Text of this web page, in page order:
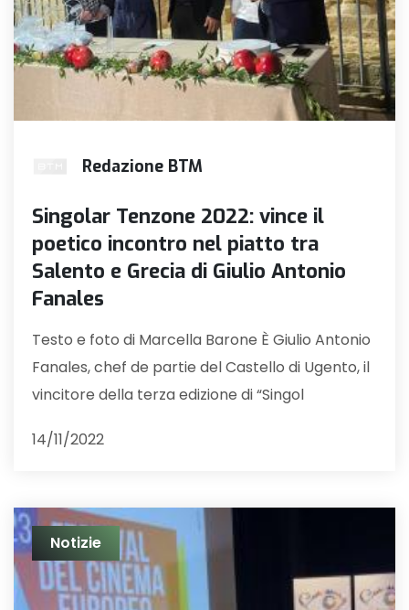
Redazione BTM
Singolar Tenzone 2022: vince il
poetico incontro nel piatto tra
Salento e Grecia di Giulio Antonio
Fanales
Testo e foto di Marcella Barone È Giulio Antonio
Fanales, chef de partie del Castello di Ugento, il
vincitore della terza edizione di “Singol
14/11/2022
Notizie